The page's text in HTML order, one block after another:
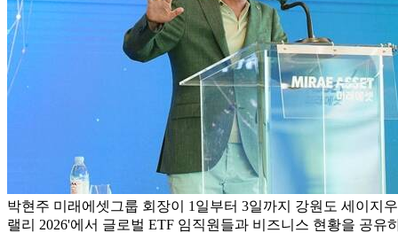
박현주 미래에셋그룹 회장이 1일부터 3일까지 강원도 세이지
랠리 2026'에서 글로벌 ETF 임직원들과 비즈니스 현황을 공유